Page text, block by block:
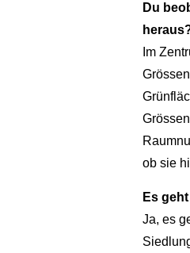
Du
Im
ob sie
Es
Ja, es